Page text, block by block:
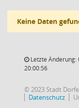
Keine Daten
Letzte Änderung:
20:00:56
© 2023 Stadt
Datenschutz